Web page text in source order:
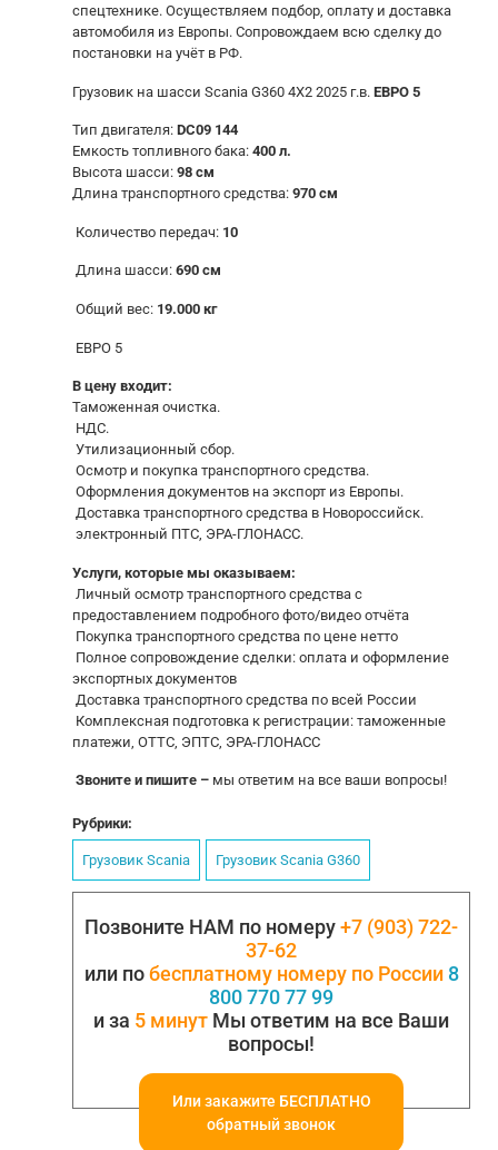
спецтехнике. Осуществляем подбор, оплату и доcтaвка
автoмобиля из Европы. Сопровождаем всю сделку до
постановки на учёт в РФ.
Грузовик на шасси Scania G360 4X2 2025 г.в. ЕВРО 5
Тип двигателя: DC09 144
Емкость топливного бака: 400 л.
Высота шасси: 98 см
Длина транспортного средства: 970 см
Количество передач: 10
Длина шасси: 690 см
Общий вес: 19.000 кг
ЕВРО 5
В цену входит:
Таможенная очистка.
НДС.
Утилизационный сбор.
Осмотр и покупка транспортного средства.
Оформления документов на экспорт из Европы.
Доставка транспортного средства в Новороссийск.
электронный ПТС, ЭРА-ГЛОНАСС.
Услуги, которые мы оказываем:
Личный осмотр транспортного средства с
предоставлением подробного фото/видео отчёта
Покупка транспортного средства по цене нетто
Полное сопровождение сделки: оплата и оформление
экспортных документов
Доставка транспортного средства по всей России
Комплексная подготовка к регистрации: таможенные
платежи, ОТТС, ЭПТС, ЭРА-ГЛОНАСС
Звоните и пишите – мы ответим на все ваши вопросы!
Рубрики:
Грузовик Scania Грузовик Scania G360
Позвоните НАМ по номеру+7 (903) 722-
37-62
или побесплатному номеру по России 8
800 770 77 99
и за 5 минут Мы ответим на все Ваши
вопросы!
Или закажите БЕСПЛАТНО
обратный звонок